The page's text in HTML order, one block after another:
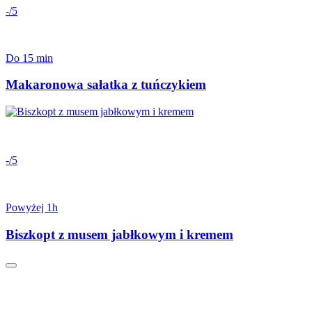
-/5
Do 15 min
Makaronowa sałatka z tuńczykiem
-/5
Powyżej 1h
Biszkopt z musem jabłkowym i kremem